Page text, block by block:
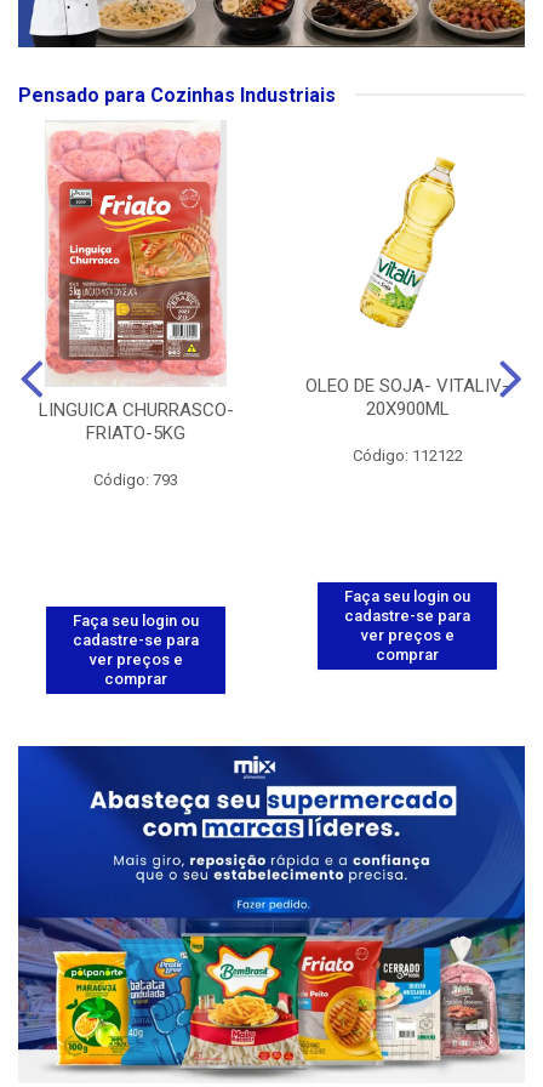
Pensado para Cozinhas Industriais
LINGUICA CHURRASCO-
FRIATO-5KG
Código: 793
Faça seu login ou
cadastre-se para
ver preços e
comprar
OLEO DE SOJA- VITALIV-
20X900ML
Código: 112122
Faça seu login ou
cadastre-se para
ver preços e
comprar